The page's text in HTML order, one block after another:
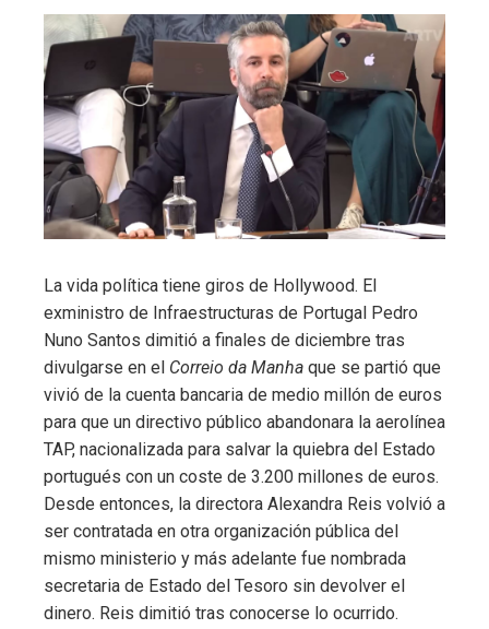
La vida política tiene giros de Hollywood. El
exministro de Infraestructuras de Portugal Pedro
Nuno Santos dimitió a finales de diciembre tras
divulgarse en el Correio da Manha que se partió que
vivió de la cuenta bancaria de medio millón de euros
para que un directivo público abandonara la aerolínea
TAP, nacionalizada para salvar la quiebra del Estado
portugués con un coste de 3.200 millones de euros.
Desde entonces, la directora Alexandra Reis volvió a
ser contratada en otra organización pública del
mismo ministerio y más adelante fue nombrada
secretaria de Estado del Tesoro sin devolver el
dinero. Reis dimitió tras conocerse lo ocurrido.